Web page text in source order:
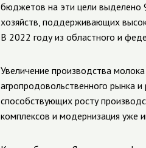
бюджетов на эти цели выделено
хозяйств, поддерживающих
В 2022 году из областного и
Увеличение производства
агропродовольственного рынка
способствующих росту
комплексов и модернизация уже